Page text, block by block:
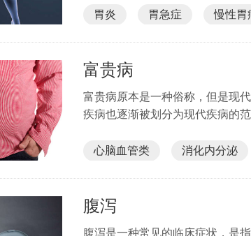
胃炎 胃急症 慢性胃
富贵病
富贵病原本是一种俗称，但是现
疾病也逐渐被划分为现代疾病的
心脑血管类 消化内分泌
腹泻
腹泻是一种常见的临床症状，是